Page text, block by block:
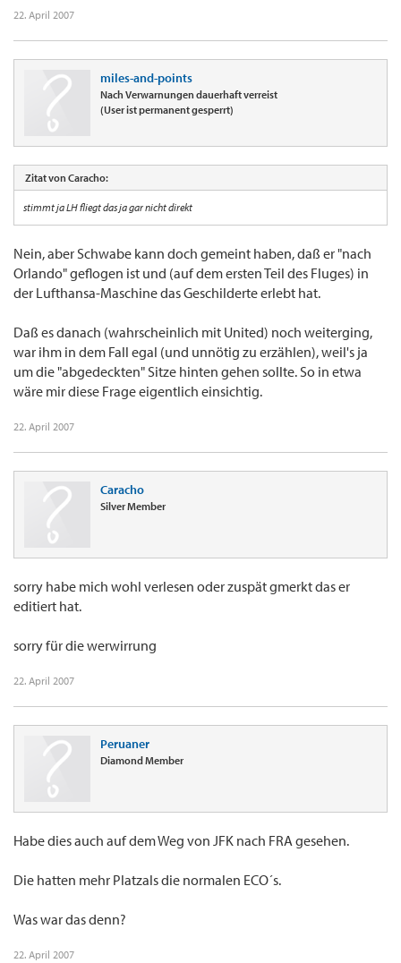
22. April 2007
miles-and-points
Nach Verwarnungen dauerhaft verreist
(User ist permanent gesperrt)
Zitat von Caracho:
stimmt ja LH fliegt das ja gar nicht direkt
Nein, aber Schwabe kann doch gemeint haben, daß er "nach
Orlando" geflogen ist und (auf dem ersten Teil des Fluges) in
der Lufthansa-Maschine das Geschilderte erlebt hat.
Daß es danach (wahrscheinlich mit United) noch weiterging,
war ihm in dem Fall egal (und unnötig zu erzählen), weil's ja
um die "abgedeckten" Sitze hinten gehen sollte. So in etwa
wäre mir diese Frage eigentlich einsichtig.
22. April 2007
Caracho
Silver Member
sorry habe mich wohl verlesen oder zuspät gmerkt das er
editiert hat.
sorry für die werwirrung
22. April 2007
Peruaner
Diamond Member
Habe dies auch auf dem Weg von JFK nach FRA gesehen.
Die hatten mehr Platzals die normalen ECO´s.
Was war das denn?
22. April 2007